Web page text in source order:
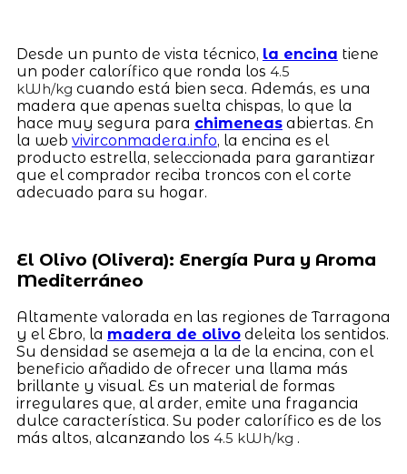
Desde un punto de vista técnico, la encina tiene
un poder calorífico que ronda los 4.5
kWh/kg cuando está bien seca. Además, es una
madera que apenas suelta chispas, lo que la
hace muy segura para chimeneasabiertas. En
la web vivirconmadera.info, la encina es el
producto estrella, seleccionada para garantizar
que el comprador reciba troncos con el corte
adecuado para su hogar.
El Olivo (Olivera): Energía Pura y Aroma
Mediterráneo
Altamente valorada en las regiones de Tarragona
y el Ebro, la madera de olivodeleita los sentidos.
Su densidad se asemeja a la de la encina, con el
beneficio añadido de ofrecer una llama más
brillante y visual. Es un material de formas
irregulares que, al arder, emite una fragancia
dulce característica. Su poder calorífico es de los
más altos, alcanzando los 4.5 kWh/kg .